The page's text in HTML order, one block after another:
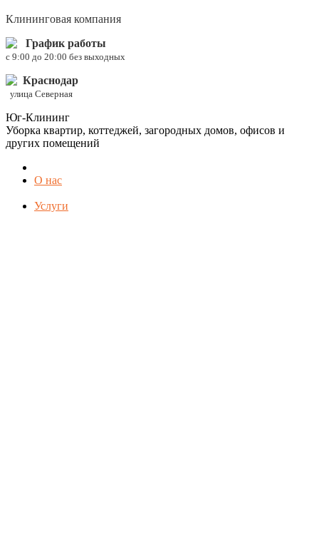
Клининговая компания
График работы
c 9:00 до 20:00 без выходных
Краснодар
улица Северная
Юг-Клининг
Уборка квартир, коттеджей, загородных домов, офисов и
других помещений
О нас
Услуги